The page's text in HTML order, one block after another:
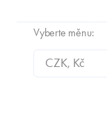
Vyberte měnu: